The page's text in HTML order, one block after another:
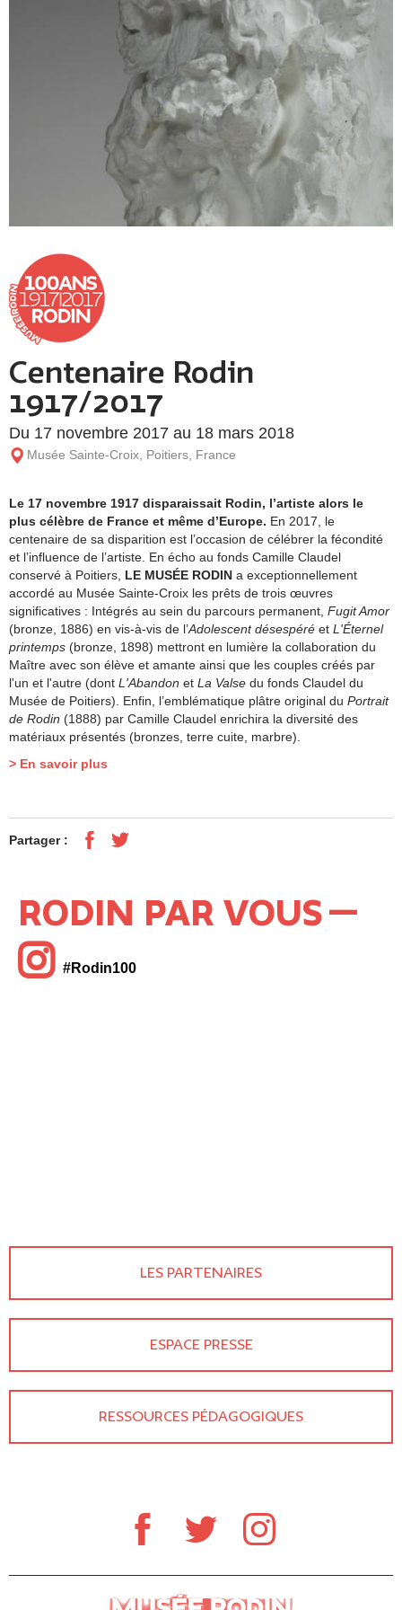
Centenaire Rodin
1917/2017
Du 17 novembre 2017 au 18 mars 2018
Musée Sainte-Croix, Poitiers, France
Le 17 novembre 1917 disparaissait Rodin, l’artiste alors le
plus célèbre de France et même d’Europe. En 2017, le
centenaire de sa disparition est l’occasion de célébrer la fécondité
et l’influence de l’artiste. En écho au fonds Camille Claudel
conservé à Poitiers, LE MUSÉE RODIN a exceptionnellement
accordé au Musée Sainte-Croix les prêts de trois œuvres
significatives : Intégrés au sein du parcours permanent, Fugit Amor
(bronze, 1886) en vis-à-vis de l’Adolescent désespéré et L'Éternel
printemps (bronze, 1898) mettront en lumière la collaboration du
Maître avec son élève et amante ainsi que les couples créés par
l'un et l'autre (dont L'Abandon et La Valse du fonds Claudel du
Musée de Poitiers). Enfin, l’emblématique plâtre original du Portrait
de Rodin (1888) par Camille Claudel enrichira la diversité des
matériaux présentés (bronzes, terre cuite, marbre).
> En savoir plus
Partager :
RODIN PAR VOUS
#Rodin100
LES PARTENAIRES
ESPACE PRESSE
RESSOURCES PÉDAGOGIQUES